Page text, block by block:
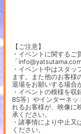
【ご注意】
・イベントに関する
「
・イベント中はスタッ
ます。また他のお客様
退場をお願いする場合
・イベントの模様を収
BS等）やインターネ
れるお客様が、映像に
承ください。
・諸事情により中止
ください。